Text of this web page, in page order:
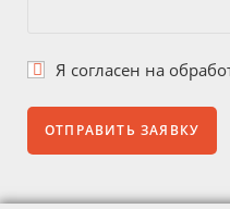
Я согласен на